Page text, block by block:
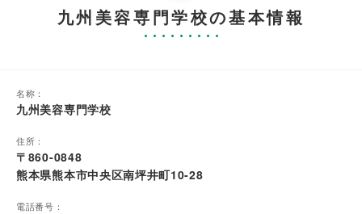
九州美容専門学校の基本情報
名称：
九州美容専門学校
住所：
〒860-0848
熊本県熊本市中央区南坪井町10-28
電話番号：